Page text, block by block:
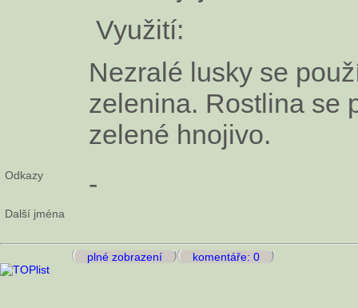
Využití:
Nezralé lusky se
zelenina. Rostlina se
zelené hnojivo.
Odkazy -
Další jména